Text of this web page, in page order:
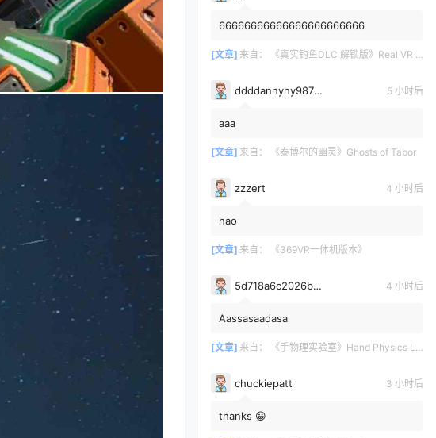
66666666666666666666666
[文章] 来自： 《真实钓鱼DLC 解锁版》Real VR Fishing DLC
ddddannyhy987878 5 小时后
aaa
[文章] 来自： 《泰博尔的幽灵》Ghosts of Tabor
zzzert 4 小时后
hao
[文章] 来自： 《369VR一体机版本》
5d718a6c2026b3700bdc0c971e6d75361628 4 小时后
Aassasaadasa
[文章] 来自： 《手物理实验室》Hand Physics Lab
chuckiepatt 3 小时后
thanks 😀